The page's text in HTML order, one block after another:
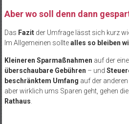
Aber wo soll denn dann
Das Fazitder Umfrage lässt sich kurz
Im Allgemeinen solltealles so bleiben
Kleineren Sparmaßnahmen auf der
überschaubare Gebühren – und
beschränktem Umfang auf der
aber wirklich ums Sparen geht, gehen die
Rathaus